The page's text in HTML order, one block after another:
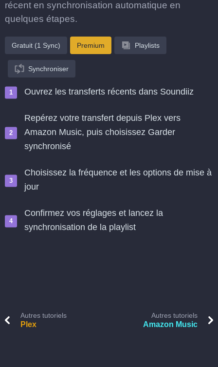
récent en synchronisation automatique en
quelques étapes.
Gratuit (1 Sync) Premium Playlists
Synchroniser
Ouvrez les transferts récents dans Soundiiz
Repérez votre transfert depuis Plex vers
Amazon Music, puis choisissez Garder
synchronisé
Choisissez la fréquence et les options de mise à
jour
Confirmez vos réglages et lancez la
synchronisation de la playlist
Autres tutoriels
Plex
Autres tutoriels
Amazon Music